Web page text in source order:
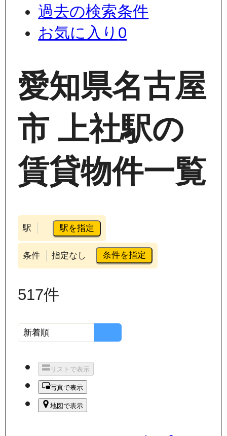
過去の検索条件
お気に入り 0
愛知県名古屋
市 上社駅の
賃貸物件一覧
駅 駅を指定
条件 指定なし 条件を指定
517件
リストで表示
写真で表示
地図で表示